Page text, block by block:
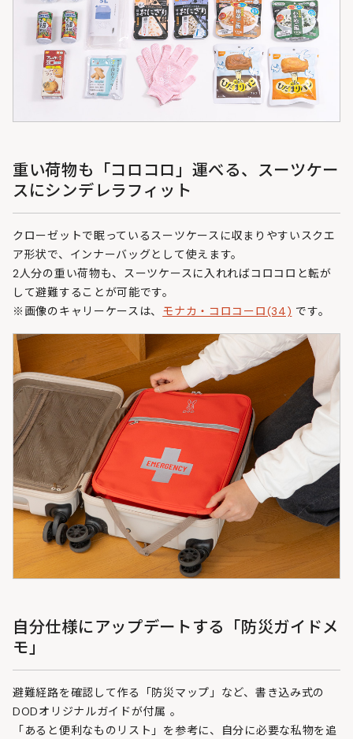
重い荷物も「コロコロ」運べる、スーツケー
スにシンデレラフィット
クローゼットで眠っているスーツケースに収まりやすいスクエ
ア形状で、インナーバッグとして使えます。
2人分の重い荷物も、スーツケースに入れればコロコロと転が
して避難することが可能です。
※画像のキャリーケースは、 モナカ・コロコーロ(34) です。
自分仕様にアップデートする「防災ガイドメ
モ」
避難経路を確認して作る「防災マップ」など、書き込み式の
DODオリジナルガイドが付属 。
「あると便利なものリスト」を参考に、自分に必要な私物を追